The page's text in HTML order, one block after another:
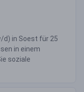
in Soest für 25
in einem
soziale